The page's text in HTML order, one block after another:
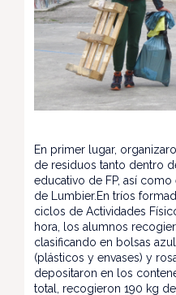
En primer lugar,
de residuos tanto dentro
educativo de FP, así
de Lumbier.En tríos
ciclos de Actividades
hora, los alumnos
clasificando en bolsas
(plásticos y envases) y
depositaron en los
total, recogieron 190 kg